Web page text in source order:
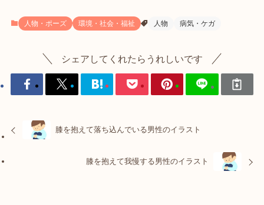
人物・ポーズ 環境・社会・福祉 人物 病気・ケガ
シェアしてくれたらうれしいです
膝を抱えて落ち込んでいる男性のイラスト
膝を抱えて我慢する男性のイラスト